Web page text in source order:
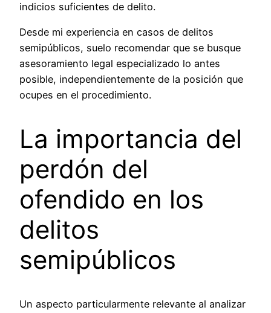
indicios suficientes de delito.
Desde mi experiencia en casos de delitos
semipúblicos, suelo recomendar que se busque
asesoramiento legal especializado lo antes
posible, independientemente de la posición que
ocupes en el procedimiento.
La importancia del
perdón del
ofendido en los
delitos
semipúblicos
Un aspecto particularmente relevante al analizar